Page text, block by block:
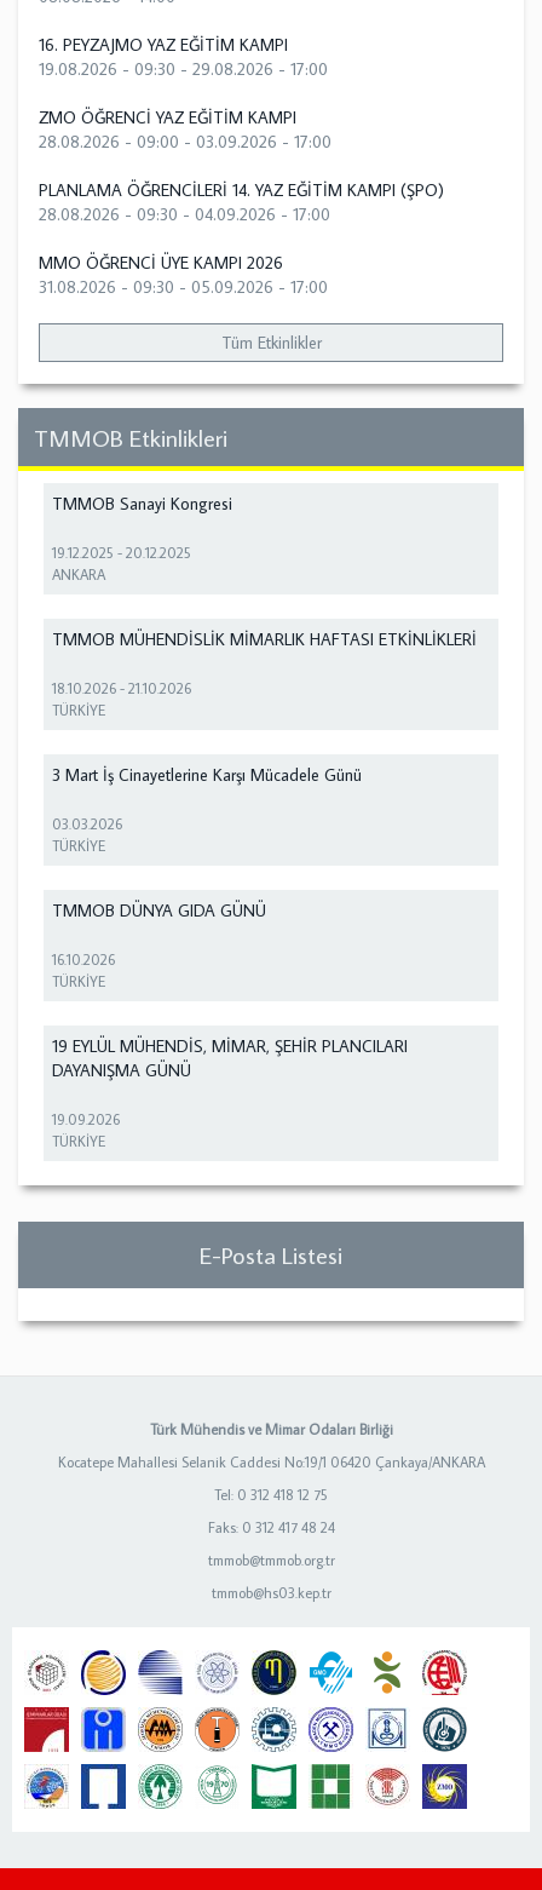
16. PEYZAJMO YAZ EĞİTİM KAMPI
19.08.2026 - 09:30 - 29.08.2026 - 17:00
ZMO ÖĞRENCİ YAZ EĞİTİM KAMPI
28.08.2026 - 09:00 - 03.09.2026 - 17:00
PLANLAMA ÖĞRENCİLERİ 14. YAZ EĞİTİM KAMPI (ŞPO)
28.08.2026 - 09:30 - 04.09.2026 - 17:00
MMO ÖĞRENCİ ÜYE KAMPI 2026
31.08.2026 - 09:30 - 05.09.2026 - 17:00
Tüm Etkinlikler
TMMOB Etkinlikleri
TMMOB Sanayi Kongresi
19.12.2025 -20.12.2025
ANKARA
TMMOB MÜHENDİSLİK MİMARLIK HAFTASI ETKİNLİKLERİ
18.10.2026 -21.10.2026
TÜRKİYE
3 Mart İş Cinayetlerine Karşı Mücadele Günü
03.03.2026
TÜRKİYE
TMMOB DÜNYA GIDA GÜNÜ
16.10.2026
TÜRKİYE
19 EYLÜL MÜHENDİS, MİMAR, ŞEHİR PLANCILARI
DAYANIŞMA GÜNÜ
19.09.2026
TÜRKİYE
E-Posta Listesi
Türk Mühendis ve Mimar Odaları Birliği
Kocatepe Mahallesi Selanik Caddesi No:19/1 06420 Çankaya/ANKARA
Tel: 0 312 418 12 75
Faks: 0 312 417 48 24
tmmob@tmmob.org.tr
tmmob@hs03.kep.tr